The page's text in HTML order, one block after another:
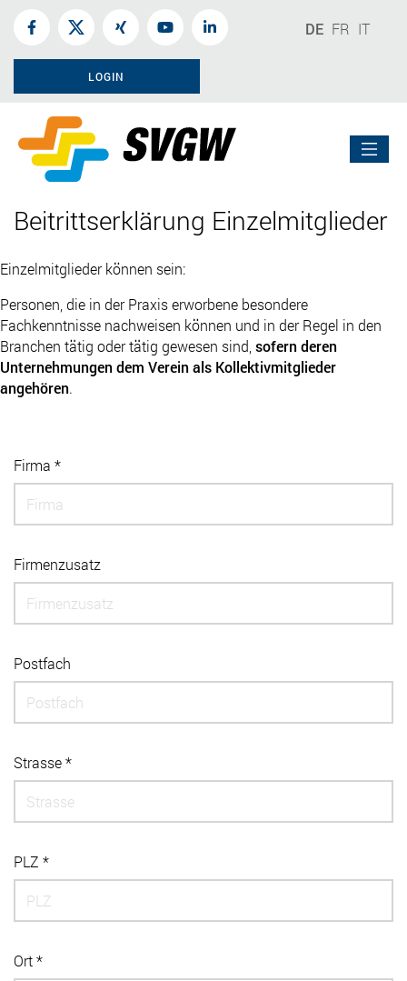
DE FR IT
LOGIN
Beitrittserklärung Einzelmitglieder
Einzelmitglieder können sein:
Personen, die in der Praxis erworbene besondere
Fachkenntnisse nachweisen können und in der Regel in den
Branchen tätig oder tätig gewesen sind, sofern deren
Unternehmungen dem Verein als Kollektivmitglieder
angehören.
Firma *
Firmenzusatz
Postfach
Strasse *
PLZ *
Ort *